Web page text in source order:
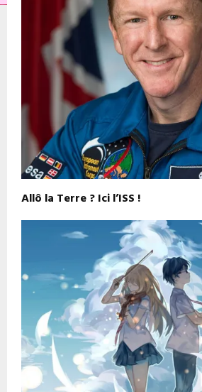
Allô la Terre ? Ici l’ISS !